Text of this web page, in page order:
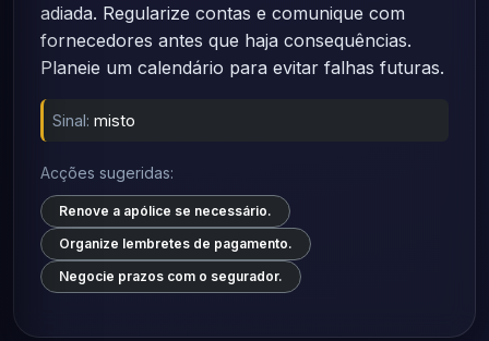
adiada. Regularize contas e comunique com
fornecedores antes que haja consequências.
Planeie um calendário para evitar falhas futuras.
Sinal: misto
Acções sugeridas:
Renove a apólice se necessário.
Organize lembretes de pagamento.
Negocie prazos com o segurador.